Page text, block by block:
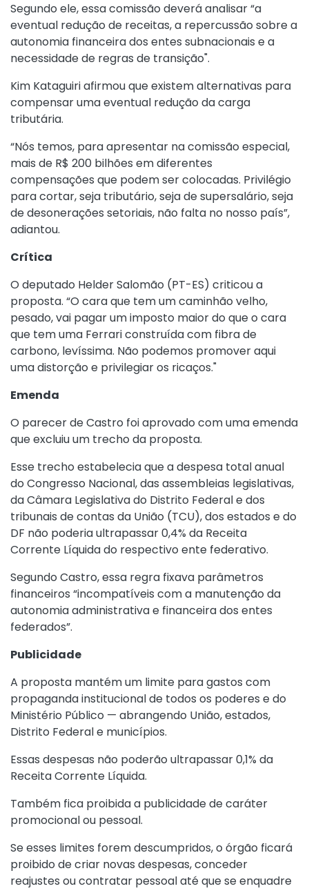
Segundo ele, essa comissão deverá analisar “a
eventual redução de receitas, a repercussão sobre a
autonomia financeira dos entes subnacionais e a
necessidade de regras de transição".
Kim Kataguiri afirmou que existem alternativas para
compensar uma eventual redução da carga
tributária.
“Nós temos, para apresentar na comissão especial,
mais de R$ 200 bilhões em diferentes
compensações que podem ser colocadas. Privilégio
para cortar, seja tributário, seja de supersalário, seja
de desonerações setoriais, não falta no nosso país”,
adiantou.
Crítica
O deputado Helder Salomão (PT-ES) criticou a
proposta. “O cara que tem um caminhão velho,
pesado, vai pagar um imposto maior do que o cara
que tem uma Ferrari construída com fibra de
carbono, levíssima. Não podemos promover aqui
uma distorção e privilegiar os ricaços."
Emenda
O parecer de Castro foi aprovado com uma emenda
que excluiu um trecho da proposta.
Esse trecho estabelecia que a despesa total anual
do Congresso Nacional, das assembleias legislativas,
da Câmara Legislativa do Distrito Federal e dos
tribunais de contas da União (TCU), dos estados e do
DF não poderia ultrapassar 0,4% da Receita
Corrente Líquida do respectivo ente federativo.
Segundo Castro, essa regra fixava parâmetros
financeiros “incompatíveis com a manutenção da
autonomia administrativa e financeira dos entes
federados”.
Publicidade
A proposta mantém um limite para gastos com
propaganda institucional de todos os poderes e do
Ministério Público — abrangendo União, estados,
Distrito Federal e municípios.
Essas despesas não poderão ultrapassar 0,1% da
Receita Corrente Líquida.
Também fica proibida a publicidade de caráter
promocional ou pessoal.
Se esses limites forem descumpridos, o órgão ficará
proibido de criar novas despesas, conceder
reajustes ou contratar pessoal até que se enquadre